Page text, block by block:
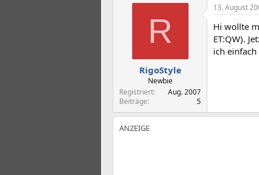
s
e
l
t
a
m
R
RigoStyle
Newbie
Registriert
Aug. 2007
Beiträge
5
13. August
Hi wollte
ET:QW).
ich